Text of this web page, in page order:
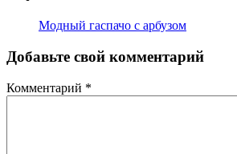
Модный гаспачо с арбузом
Добавьте свой комментарий
Комментарий *